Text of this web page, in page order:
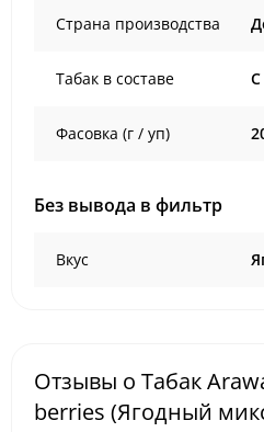
Страна производства
Табак в составе
Фасовка (г / уп)
Без вывода в фильтр
Вкус
Отзывы о Табак
berries (Ягодный